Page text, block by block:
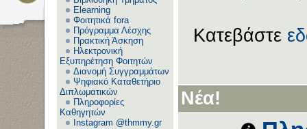
Elearning
Φοιτητικά fora
Πρόγραμμα Λέσχης
Πρακτική Άσκηση
Ηλεκτρονική
Εξυπηρέτηση Φοιτητών
Διανομή Συγγραμμάτων
Ψηφιακό Καταθετήριο
Διπλωματικών
Πληροφορίες
Καθηγητών
Instagram @thmmy.gr
Κατεβάστε
Νέα!